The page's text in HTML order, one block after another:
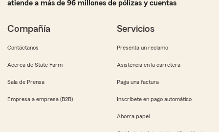
atiende a más de 96 millones de pólizas y cuentas
Compañía
Contáctanos
Acerca de State Farm
Sala de Prensa
Empresa a empresa (B2B)
Servicios
Presenta un reclamo
Asistencia en la carretera
Paga una factura
Inscríbete en pago automático
Ahorra papel